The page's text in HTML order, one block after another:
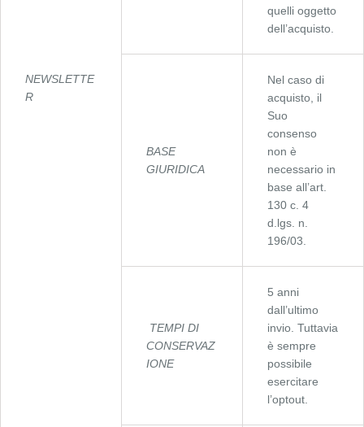
NEWSLETTE
R
quelli oggetto
dell’acquisto.
BASE
GIURIDICA
Nel caso di
acquisto, il
Suo
consenso
non è
necessario in
base all’art.
130 c. 4
d.lgs. n.
196/03.
TEMPI DI
CONSERVAZ
IONE
5 anni
dall’ultimo
invio. Tuttavia
è sempre
possibile
esercitare
l’optout.